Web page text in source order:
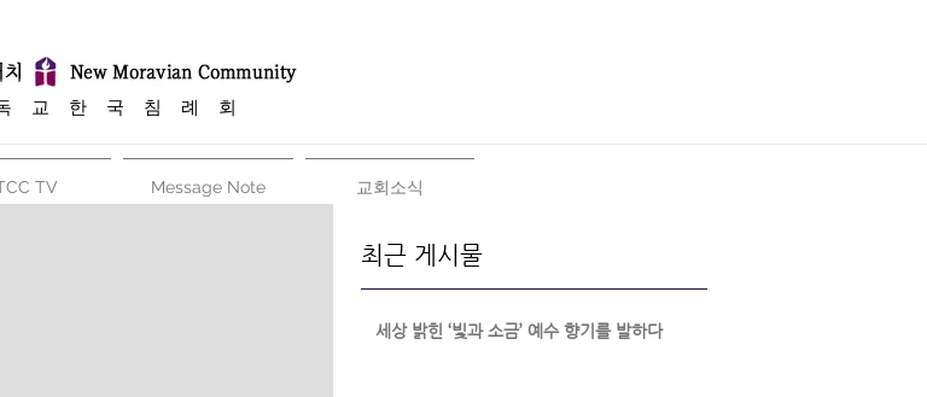
교 한 국 침 례 회
TV Message Note 교회소식
최근 게시물
세상 밝힌 ‘빛과 소금’ 예수 향기를 발하다